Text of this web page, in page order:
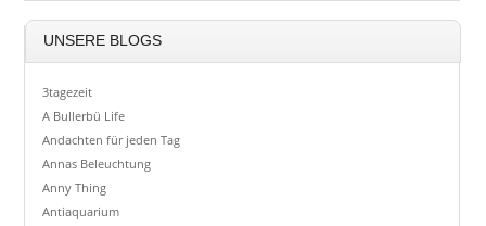
UNSERE BLOGS
3tagezeit
A Bullerbü Life
Andachten für jeden Tag
Annas Beleuchtung
Anny Thing
Antiaquarium